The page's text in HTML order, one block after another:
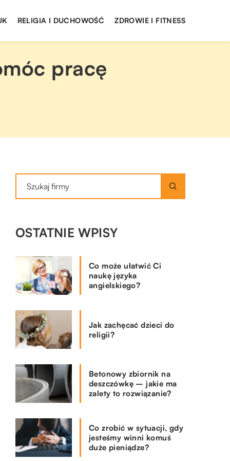
RELIGIA I DUCHOWOŚĆ ZDROWIE I FITNESS
pracę
OSTATNIE WPISY
Co może ułatwić Ci
naukę języka
angielskiego?
Jak zachęcać dzieci do
religii?
Betonowy zbiornik na
deszczówkę – jakie ma
zalety to rozwiązanie?
Co zrobić w sytuacji, gdy
jesteśmy winni komuś
duże pieniądze?